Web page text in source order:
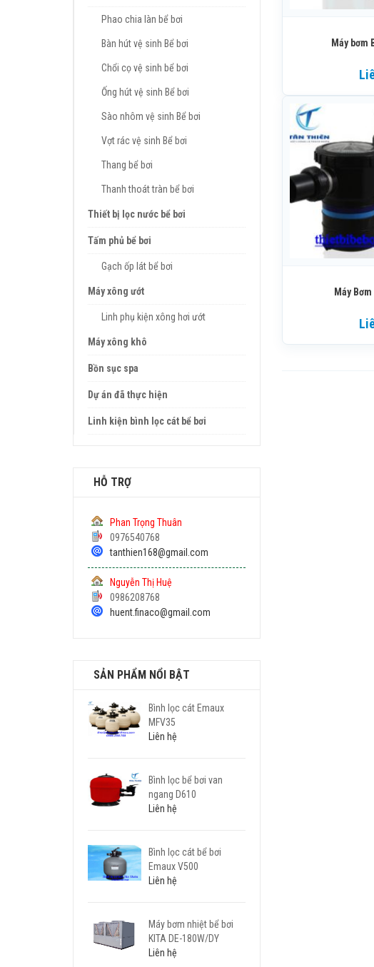
Phao chia làn bể bơi
Bàn hút vệ sinh Bể bơi
Chổi cọ vệ sinh bể bơi
Ống hút vệ sinh Bể bơi
Sào nhôm vệ sinh Bể bơi
Vợt rác vệ sinh Bể bơi
Thang bể bơi
Thanh thoát tràn bể bơi
Thiết bị lọc nước bể bơi
Tấm phủ bể bơi
Gạch ốp lát bể bơi
Máy xông ướt
Linh phụ kiện xông hơi ướt
Máy xông khô
Bồn sục spa
Dự án đã thực hiện
Linh kiện bình lọc cát bể bơi
HỖ TRỢ
Phan Trọng Thuân
0976540768
tanthien168@gmail.com
Nguyễn Thị Huệ
0986208768
huent.finaco@gmail.com
SẢN PHẨM NỔI BẬT
Bình lọc cát Emaux
MFV35
Liên hệ
Bình lọc bể bơi van
ngang D610
Liên hệ
Bình lọc cát bể bơi
Emaux V500
Liên hệ
Máy bơm nhiệt bể bơi
KITA DE-180W/DY
Liên hệ
Máy bơm
Máy